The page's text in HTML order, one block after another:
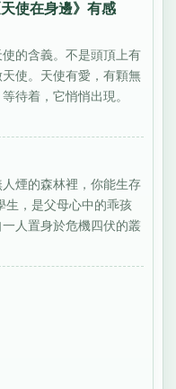
使在身邊》有感
的含義。不是頭頂上有
使。天使有愛，有顆無
待着，它悄悄出現。
煙的森林裡，你能生存
生，是父母心中的乖孩
人置身於危機四伏的叢